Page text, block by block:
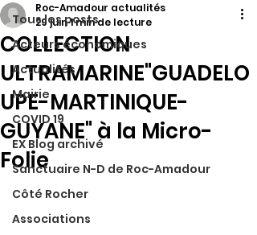
Tous les posts
Acteurs économiques
Actualités
Mairie
COVID 19
EX Blog archivé
Sanctuaire N-D de Roc-Amadour
Côté Rocher
Associations
COLLECTION
ULTRAMARINE"GUADELO
UPE-MARTINIQUE-
GUYANE" à la Micro-
Folie
Roc-Amadour actualités
29 juin1 min de lecture